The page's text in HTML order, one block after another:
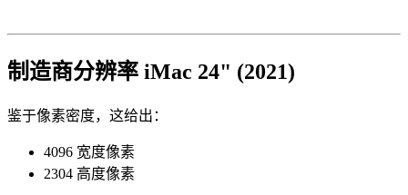
制造商分辨率 iMac 24" (2021)
鉴于像素密度，这给出：
4096 宽度像素
2304 高度像素